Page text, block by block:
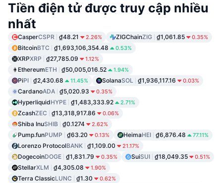
Tiền điện tử được truy cập nhiều
nhất
CasperCSPR ₫48.21 2.26% ZIGChainZIG ₫1,061.85 0.35%
BitcoinBTC ₫1,693,106,354.48 0.53%
XRPXRP ₫27,785.09 1.12%
EthereumETH ₫50,005,016.52 1.94%
PiPI ₫2,430.68 11.45% SolanaSOL ₫1,936,117.16 0.03%
CardanoADA ₫5,020.93 0.35%
HyperliquidHYPE ₫1,483,333.92 2.71%
ZcashZEC ₫13,318,917.86 0.06%
Shiba InuSHIB ₫0.1274 2.62%
Pump.funPUMP ₫63.20 0.13% HeimaHEI ₫6,876.48 77.11%
Lorenzo ProtocolBANK ₫1,109.00 21.17%
DogecoinDOGE ₫1,831.79 0.35% SuiSUI ₫18,049.35 0.51%
StellarXLM ₫4,305.08 1.90%
Terra ClassicLUNC ₫1.30 0.62%